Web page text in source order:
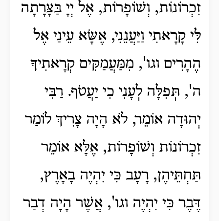
זִכְרוֹנוֹת, וְשׁוֹפָרוֹת, אֶל יְיָ בַּצָּרָתָה
לִּי קָרָאתִי וַיַּעֲנֵנִי, אֶשָּׂא עֵינַי אֶל
הֶהָרִים וגו', מִמַּעֲמַקִּים קְרָאתִיךָ
ה', תְּפִלָּה לְעָנִי כִי יַעֲטֹף. רַבִּי
יְהוּדָה אוֹמֵר, לֹא הָיָה צָרִיךְ לוֹמַר
זִכְרוֹנוֹת וְשׁוֹפָרוֹת, אֶלָּא אוֹמֵר
תַּחְתֵּיהֶן, רָעָב כִּי יִהְיֶה בָאָרֶץ,
דֶּבֶר כִּי יִהְיֶה וגו', אֲשֶׁר הָיָה דְבַר